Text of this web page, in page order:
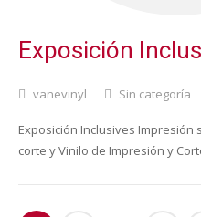
Exposición
vanevinyl Sin categoría
Exposición Inclusives Impresión
corte y Vinilo de Impresión y